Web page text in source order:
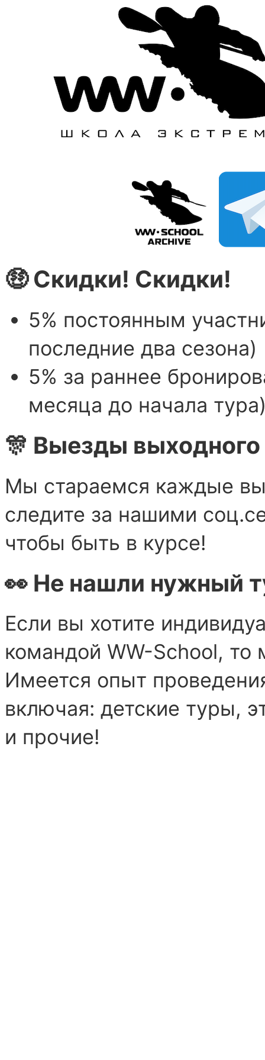
🤑 Скидки! Скидки!
5% постоянным
последние два сезона)
5% за раннее
месяца до начала
🎊 Выезды выходного
Мы стараемся каждые
следите за нашими
чтобы быть в курсе!
👀 Не нашли нужный
Если вы хотите
командой WW-School, то
Имеется опыт
включая: детские туры,
и прочие!